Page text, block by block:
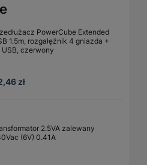
PowerCube Extended
1.5m, rozgałęźnik 4 gniazda +
USB, czerwony
zł
2.5VA zalewany
(6V) 0.41A